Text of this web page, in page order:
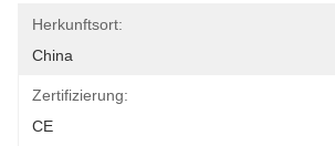
Herkunftsort:
China
Zertifizierung:
CE